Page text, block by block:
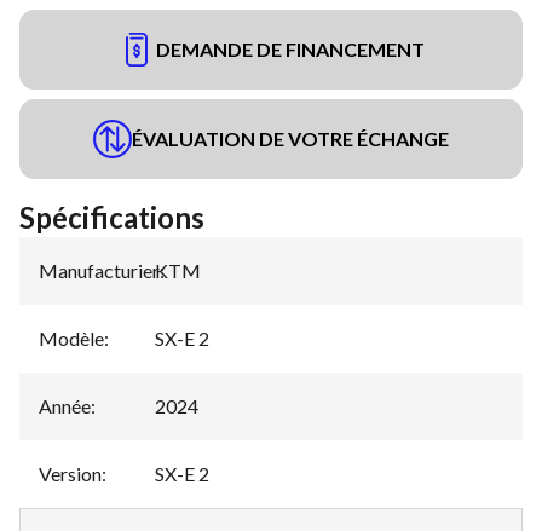
DEMANDE DE FINANCEMENT
ÉVALUATION DE VOTRE ÉCHANGE
Spécifications
Manufacturier:
KTM
Modèle: SX-E 2
Année: 2024
Version: SX-E 2